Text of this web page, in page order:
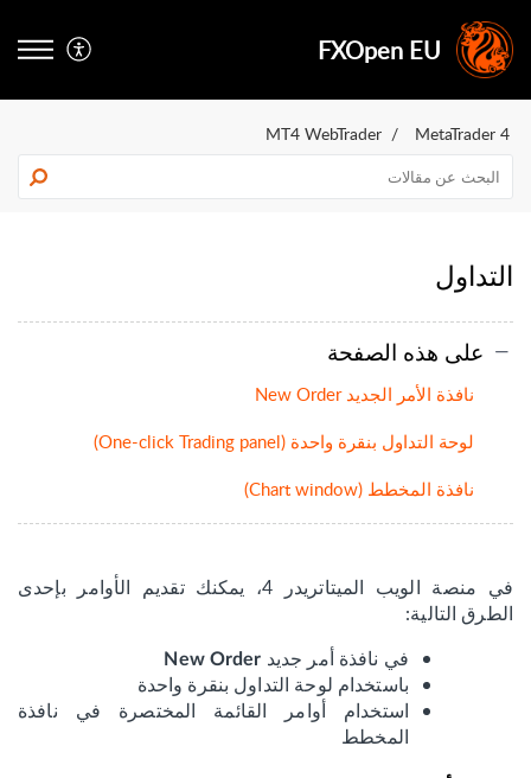
FXOpen EU
MetaTrader 4
MT4 WebTrader
التداول
على هذه الصفحة
نافذة الأمر الجديد New Order
لوحة التداول بنقرة واحدة (One-click Trading panel)
نافذة المخطط (Chart window)
في منصة الويب الميتاتريدر 4، يمكنك تقديم الأوامر بإحدى
الطرق التالية:
في نافذة أمر جديد
باستخدام لوحة التداول بنقرة واحدة
استخدام أوامر القائمة المختصرة في نافذة
المخطط